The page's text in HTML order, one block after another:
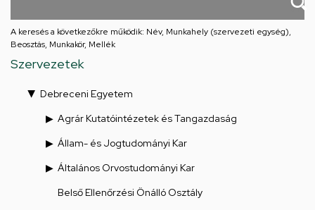
A keresés a következőkre működik: Név, Munkahely (szervezeti egység),
Beosztás, Munkakör, Mellék
Szervezetek
Debreceni Egyetem
Agrár Kutatóintézetek és Tangazdaság
Állam- és Jogtudományi Kar
Általános Orvostudományi Kar
Belső Ellenőrzési Önálló Osztály